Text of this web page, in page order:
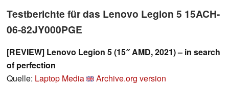
Testberichte für das Lenovo Legion 5 15ACH-
06-82JY000PGE
[REVIEW] Lenovo Legion 5 (15″ AMD, 2021) – in search
of perfection
Quelle: Laptop Media
Archive.org version